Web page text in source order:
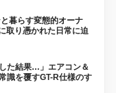
暮らす変態的オーナ
取り憑かれた日常に迫
た結果…」エアコン＆
識を覆すGT-R仕様のす